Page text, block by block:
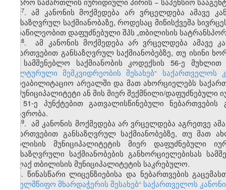
2​7. ამ კანონის მოქმედება არ ვრცელდება ამავე
განსაზღვრულ საქმიანობაზე, როდესაც მიწისქვეშა
მონაწილეობით დაფუძნებული შპს „თბილისის
2​8. ამ კანონის მოქმედება არ ვრცელდება ამავე
ნებართვებით განსაზღვრულ საქმიანობებზე, თუ ისინი
და სამშენებლო საქმიანობის კოდექსის 56-ე
„კულტურული მემკვიდრეობის შესახებ“ საქართველოს
სარეაბილიტაციო არეალში და მათ ახორციელებს
ან მუნიციპალიტეტი ან მის მიერ შექმნილი/
და 51-ე პუნქტებით გათვალისწინებული
მთავრობა.
2​9. ამ კანონის მოქმედება არ ვრცელდება აგრეთვე
ნებართვებით განსაზღვრულ საქმიანობებზე, თუ მათ
თბილისის მუნიციპალიტეტის მიერ დაფუძნებული
განსაზღვრული საქმიანობების განხორციელებისას
ქალაქ თბილისის მუნიციპალიტეტის საკრებულო.
3. წინასწარი ლიცენზიებისა და ნებართვების
სახელმწიფო მხარდაჭერის შესახებ“ საქართველოს